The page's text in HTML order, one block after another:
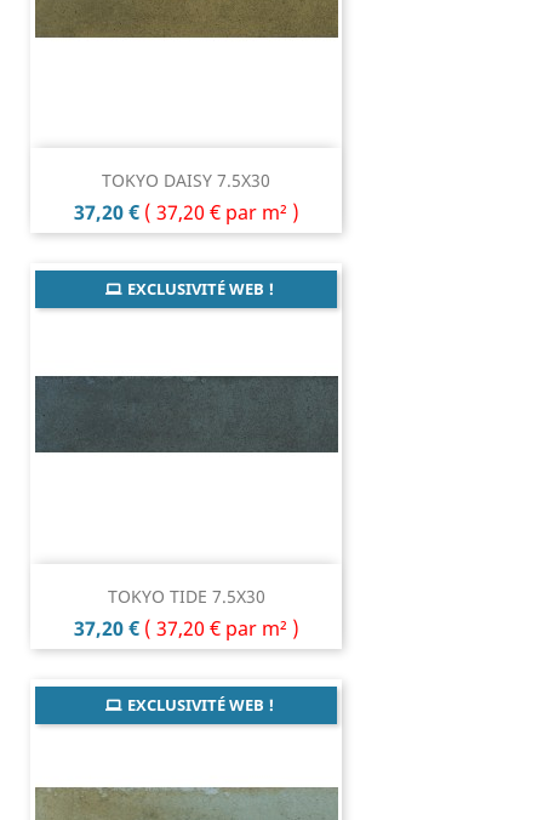
TOKYO DAISY 7.5X30
Prix
37,20 € ( 37,20 € par m² )
TOKYO TIDE 7.5X30
Prix
37,20 € ( 37,20 € par m² )
EXCLUSIVITÉ WEB !
EXCLUSIVITÉ WEB !